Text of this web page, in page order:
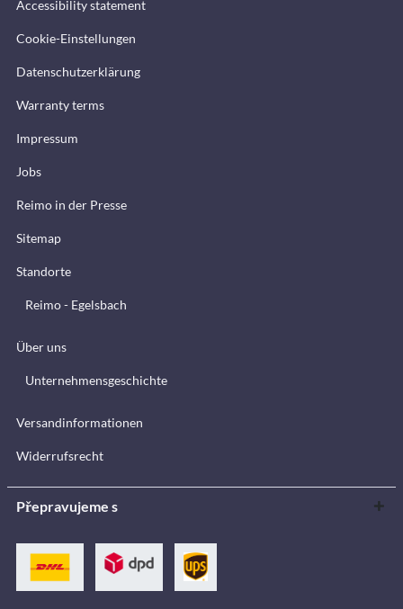
Accessibility statement
Cookie-Einstellungen
Datenschutzerklärung
Warranty terms
Impressum
Jobs
Reimo in der Presse
Sitemap
Standorte
Reimo - Egelsbach
Über uns
Unternehmensgeschichte
Versandinformationen
Widerrufsrecht
Přepravujeme s